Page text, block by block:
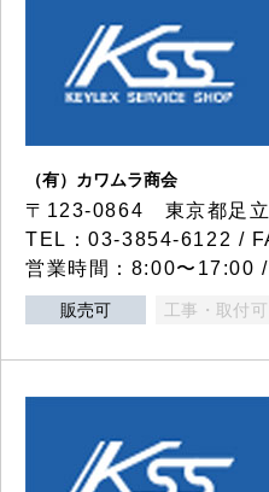
（有）カワムラ商会
〒123-0864 東京都足
TEL：03-3854-6122 /
営業時間：8:00〜17:00 /
販売可 工事・取付可